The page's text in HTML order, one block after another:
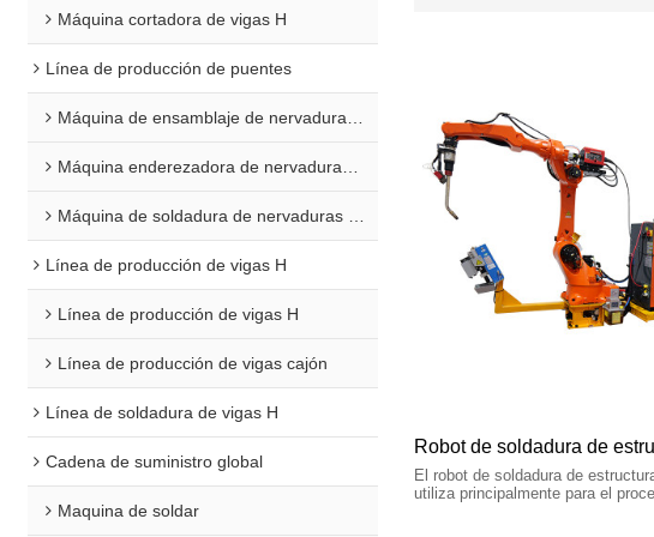
Máquina cortadora de vigas H
Línea de producción de puentes
Máquina de ensamblaje de nervaduras en U
Máquina enderezadora de nervaduras en U
Máquina de soldadura de nervaduras en U
Línea de producción de vigas H
Línea de producción de vigas H
Línea de producción de vigas cajón
Línea de soldadura de vigas H
Cadena de suministro global
Maquina de soldar
Robot de soldadura de
El robot de soldadura de
utiliza principalmente para el